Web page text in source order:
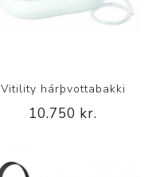
Vitility hárþvottabakki
10.750 kr.